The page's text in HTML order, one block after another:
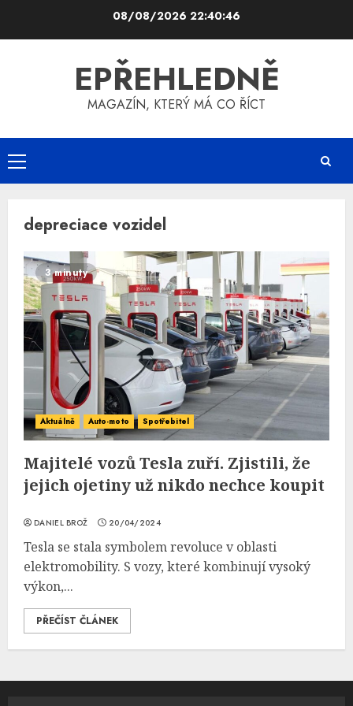
08/08/2026 22:40:46
EPŘEHLEDNĚ
MAGAZÍN, KTERÝ MÁ CO ŘÍCT
Primary
Menu
depreciace vozidel
3 minuty
Aktuálně Auto-moto Spotřebitel
Majitelé vozů Tesla zuří. Zjistili, že
jejich ojetiny už nikdo nechce koupit
DANIEL BROŽ 20/04/2024
Tesla se stala symbolem revoluce v oblasti
elektromobility. S vozy, které kombinují vysoký
výkon,...
PŘEČÍST ČLÁNEK